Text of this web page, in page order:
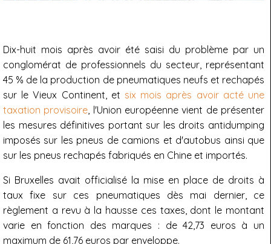
Dix-huit mois après avoir été saisi du problème par un
conglomérat de professionnels du secteur, représentant
45 % de la production de pneumatiques neufs et rechapés
sur le Vieux Continent, et six mois après avoir acté une
taxation provisoire , l'Union européenne vient de présenter
les mesures définitives portant sur les droits antidumping
imposés sur les pneus de camions et d'autobus ainsi que
sur les pneus rechapés fabriqués en Chine et importés.
Si Bruxelles avait officialisé la mise en place de droits à
taux fixe sur ces pneumatiques dès mai dernier, ce
règlement a revu à la hausse ces taxes, dont le montant
varie en fonction des marques : de 42,73 euros à un
maximum de 61,76 euros par enveloppe.